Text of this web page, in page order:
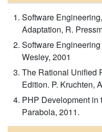
Software
Adaptation, R.
Software
Wesley, 2001
The Rational Unified
Edition. P. Kruchten,
PHP Development in
Parabola, 2011.